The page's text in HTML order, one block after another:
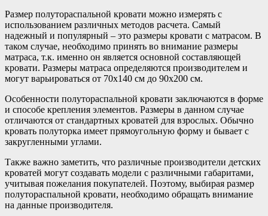
Размер полутораспальной кровати можно измерять с
использованием различных методов расчета. Самый
надежный и популярный – это размеры кровати с матрасом. В
таком случае, необходимо принять во внимание размеры
матраса, т.к. именно он является основной составляющей
кровати. Размеры матраса определяются производителем и
могут варьироваться от 70х140 см до 90х200 см.
Особенности полутораспальной кровати заключаются в форме
и способе крепления элементов. Размеры в данном случае
отличаются от стандартных кроватей для взрослых. Обычно
кровать полуторка имеет прямоугольную форму и бывает с
закругленными углами.
Также важно заметить, что различные производители детских
кроватей могут создавать модели с различными габаритами,
учитывая пожелания покупателей. Поэтому, выбирая размер
полутораспальной кровати, необходимо обращать внимание
на данные производителя.